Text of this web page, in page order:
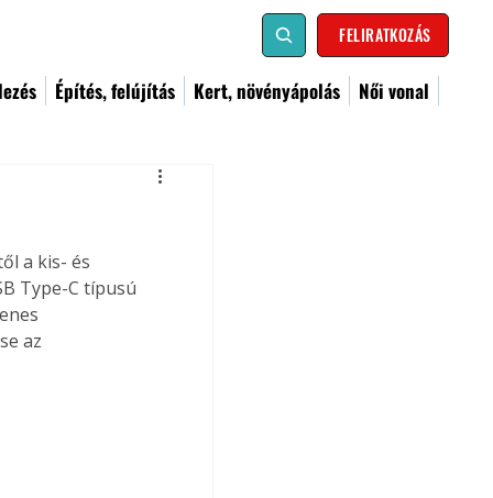
FELIRATKOZÁS
Építés, felújítás Kert, növényápolás Női vonal
a kis- és
Type-C típusú
az